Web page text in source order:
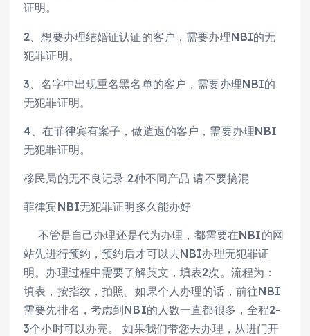
证明。
2、想要办理结婚证认证的客户，需要办理NBI的无
犯罪证明。
3、名字中出现重名黑名单的客户，需要办理NBI的
无犯罪证明。
4、在菲律宾有案子，做遣返的客户，需要办理NBI
无犯罪证明。
移民局的无不良记录 2种不同产品 请不要搞混
菲律宾NBI无犯罪证明多久能办好
不管是自己办理还是代为办理，都需要在NBI的网
站先进行预约，预约后才可以去NBI办理无犯罪证
明。办理过程中需要了解英文，填表2次。流程为：
填表，按指纹，拍照。如果个人办理的话，前往NBI
需要先排名，考虑到NBI的人数一直都很多，全程2-
3个小时可以办完。 如果我们带您去办理，从进门开